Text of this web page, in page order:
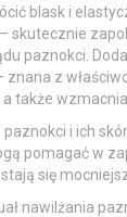
blask i
skutecznie
paznokci.
znana z
także
i ich
pomagać w
się
nawilżania